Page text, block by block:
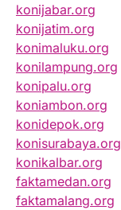
konijabar.org
konijatim.org
konimaluku.org
konilampung.org
konipalu.org
koniambon.org
konidepok.org
konisurabaya.org
konikalbar.org
faktamedan.org
faktamalang.org